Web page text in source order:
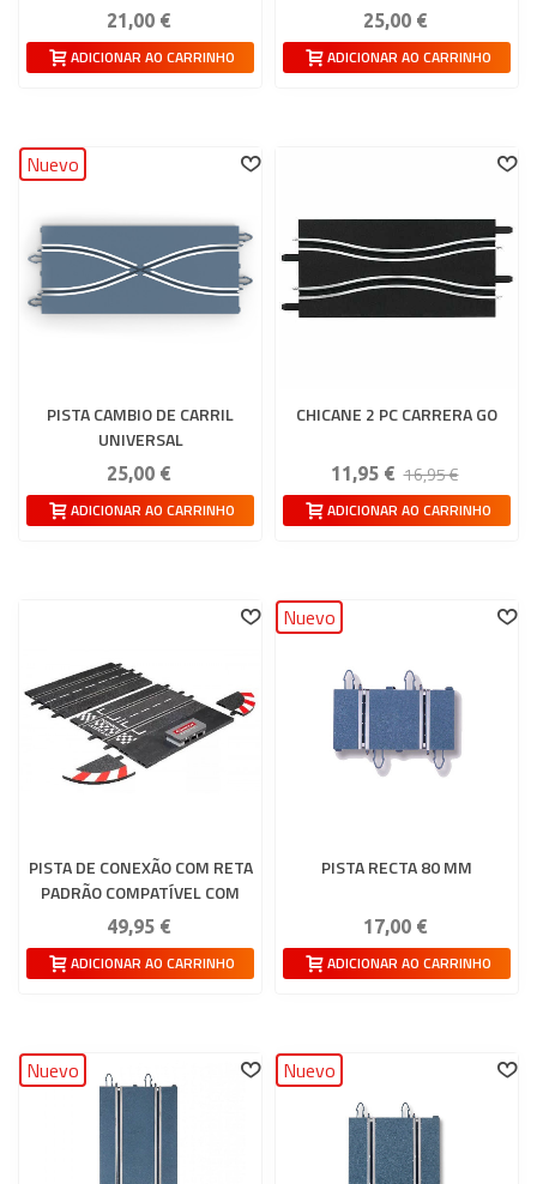
21,00 €
ADICIONAR AO CARRINHO
25,00 €
ADICIONAR AO CARRINHO
Nuevo
PISTA CAMBIO DE CARRIL
UNIVERSAL
25,00 €
ADICIONAR AO CARRINHO
CHICANE 2 PC CARRERA GO
11,95 € 16,95 €
ADICIONAR AO CARRINHO
PISTA DE CONEXÃO COM RETA
PADRÃO COMPATÍVEL COM
26715 E 61671 CARRERA
EVOLUTION
49,95 €
ADICIONAR AO CARRINHO
Nuevo
PISTA RECTA 80 MM
17,00 €
ADICIONAR AO CARRINHO
Nuevo Nuevo